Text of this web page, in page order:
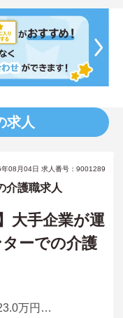
求人
08月04日 求人番号：9001289
護職求人
大手企業が運
ーでの介護
月収 18.4万円～23.0万円程度 諸手当込